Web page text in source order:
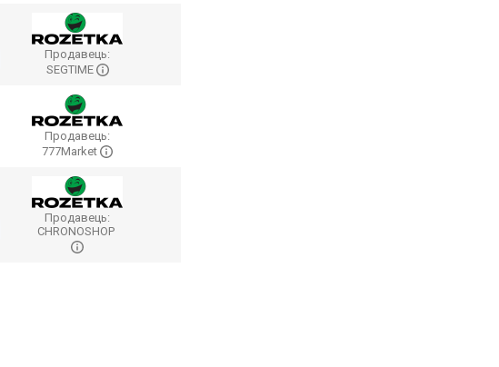
Продавець:
SEGTIME
Продавець:
777Market
Продавець:
CHRONOSHOP